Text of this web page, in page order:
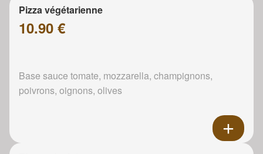
Pizza végétarienne
10.90 €
Base sauce tomate, mozzarella, champignons,
poivrons, oignons, olives